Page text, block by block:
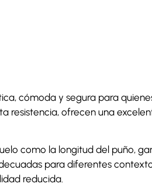
cómoda y segura para
resistencia, ofrecen una
como la longitud del puño,
para diferentes
reducida.